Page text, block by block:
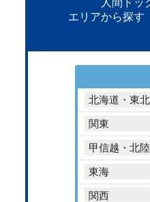
エリアから探す
北海道・東北
関東
甲信越・北陸
東海
関西